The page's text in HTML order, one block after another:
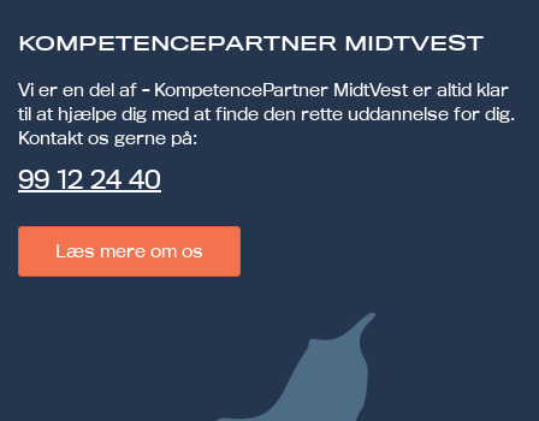
KOMPETENCEPARTNER MIDTVEST
Vi er en del af - KompetencePartner MidtVest er altid klar
til at hjælpe dig med at finde den rette uddannelse for dig.
Kontakt os gerne på:
99 12 24 40
Læs mere om os